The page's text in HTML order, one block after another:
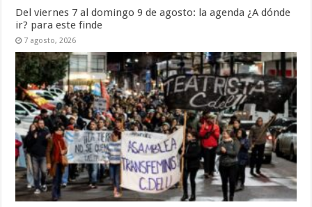
Del viernes 7 al domingo 9 de agosto: la agenda ¿A dónde
ir? para este finde
7 agosto, 2026